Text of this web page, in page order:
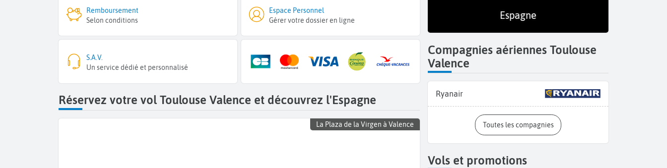
Remboursement
Selon conditions
Espace Personnel
Gérer votre dossier en ligne
S.A.V.
Un service dédié et personnalisé
Réservez votre vol Toulouse Valence et découvrez l'Espagne
La Plaza de la Virgen à Valence
Espagne
Compagnies aériennes Toulouse
Valence
Ryanair
Toutes les compagnies
Vols et promotions